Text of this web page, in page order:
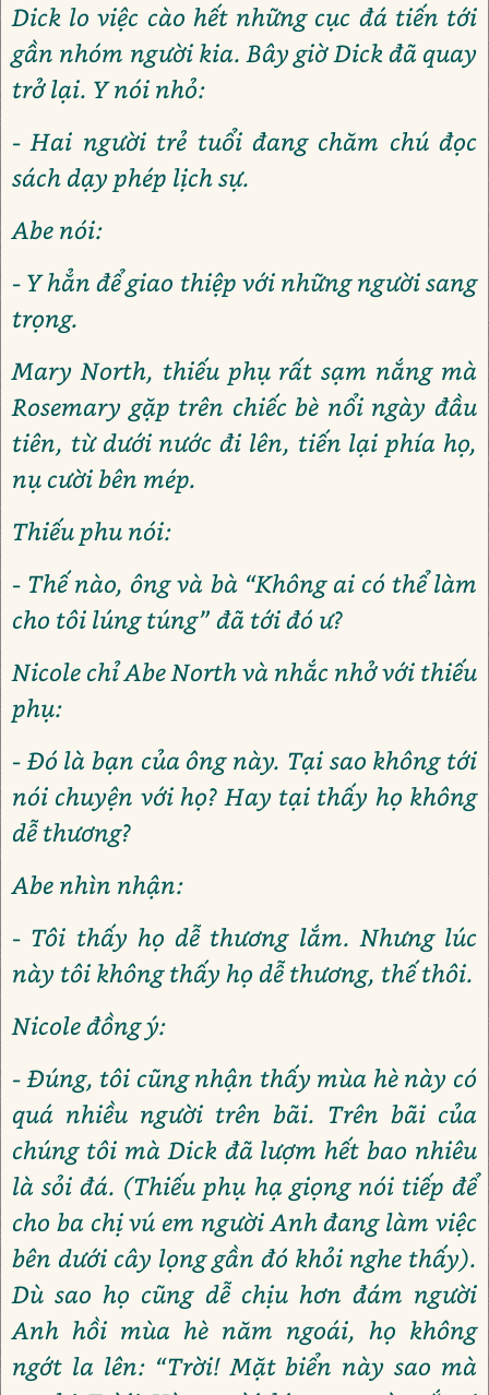
Dick lo việc cào hết những cục đá tiến tới
gần nhóm người kia. Bây giờ Dick đã quay
trở lại. Y nói nhỏ:
- Hai người trẻ tuổi đang chăm chú đọc
sách dạy phép lịch sự.
Abe nói:
- Y hẳn để giao thiệp với những người sang
trọng.
Mary North, thiếu phụ rất sạm nắng mà
Rosemary gặp trên chiếc bè nổi ngày đầu
tiên, từ dưới nước đi lên, tiến lại phía họ,
nụ cười bên mép.
Thiếu phu nói:
- Thế nào, ông và bà “Không ai có thể làm
cho tôi lúng túng” đã tới đó ư?
Nicole chỉ Abe North và nhắc nhở với thiếu
phụ:
- Đó là bạn của ông này. Tại sao không tới
nói chuyện với họ? Hay tại thấy họ không
dễ thương?
Abe nhìn nhận:
- Tôi thấy họ dễ thương lắm. Nhưng lúc
này tôi không thấy họ dễ thương, thế thôi.
Nicole đồng ý:
- Đúng, tôi cũng nhận thấy mùa hè này có
quá nhiều người trên bãi. Trên bãi của
chúng tôi mà Dick đã lượm hết bao nhiêu
là sỏi đá. (Thiếu phụ hạ giọng nói tiếp để
cho ba chị vú em người Anh đang làm việc
bên dưới cây lọng gần đó khỏi nghe thấy).
Dù sao họ cũng dễ chịu hơn đám người
Anh hồi mùa hè năm ngoái, họ không
ngớt la lên: “Trời! Mặt biển này sao mà